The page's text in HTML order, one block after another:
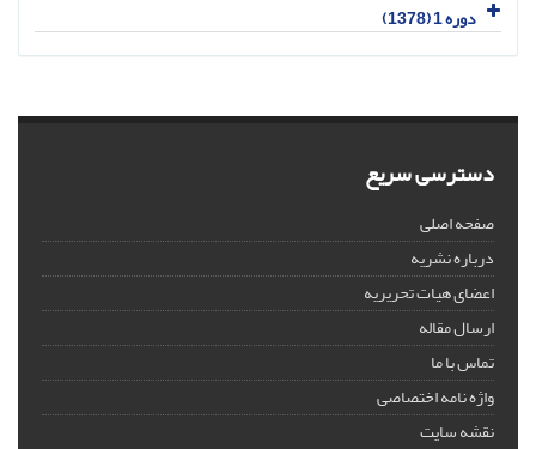
دوره 1 (1378)
دسترسی سریع
صفحه اصلی
درباره نشریه
اعضای هیات تحریریه
ارسال مقاله
تماس با ما
واژه نامه اختصاصی
نقشه سایت